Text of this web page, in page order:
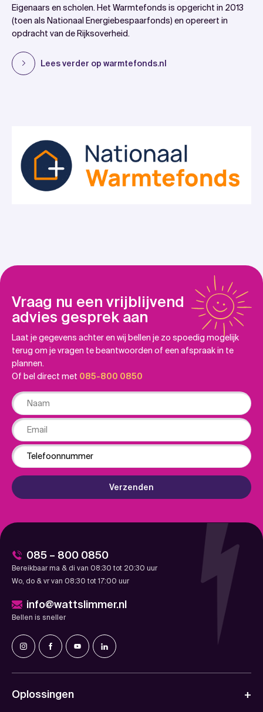
Eigenaars en scholen. Het Warmtefonds is opgericht in 2013
(toen als Nationaal Energiebespaarfonds) en opereert in
opdracht van de Rijksoverheid.
Lees verder op warmtefonds.nl
Vraag nu een vrijblijvend
advies gesprek aan
Laat je gegevens achter en wij bellen je zo spoedig mogelijk
terug om je vragen te beantwoorden of een afspraak in te
plannen.
Of bel direct met 085-800 0850
Naam
Email
Phone
Verzenden
085 – 800 0850
Bereikbaar ma & di van 08:30 tot 20:30 uur
Wo, do & vr van 08:30 tot 17:00 uur
info@wattslimmer.nl
Bellen is sneller
Oplossingen